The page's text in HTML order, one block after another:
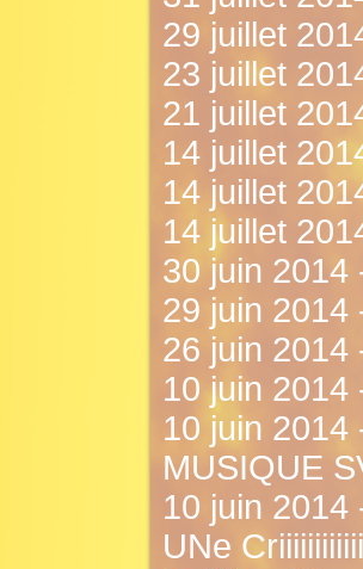
29 juillet
23 juillet
21 juillet
14 juillet
14 juillet
14 juillet
30 juin 2014
29 juin 2014
26 juin 2014
10 juin 2014
10 juin 2014
MUSIQUE
10 juin
UNe